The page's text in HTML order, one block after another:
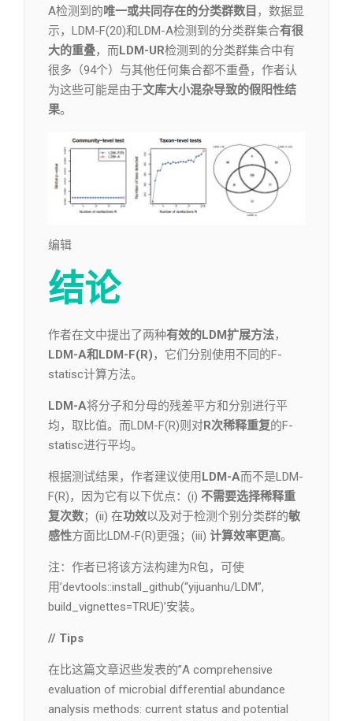
A检测到的唯一或共同存在的分类群数目 ，数据显
示，LDM-F(20)和LDM-A检测到的分类群集合有很
大的重叠，而LDM-UR检测到的分类群集合中有
很多（94个）与其他任何集合都不重叠，作者认
为这些可能是由于文库大小混杂导致的假阳性结
果。
编辑​
结论
作者在文中提出了两种有效的LDM扩展方法，
LDM-A和LDM-F(R)，它们分别使用不同的F-
statisc计算方法。
LDM-A将分子和分母的残差平方和分别进行平
均，取比值。而LDM-F(R)则对R次稀释重复的F-
statisc进行平均。
根据测试结果，作者建议使用 LDM-A而不是LDM-
F(R)，因为它有以下优点：(i) 不需要选择稀释重
复次数；(ii) 在功效以及对于检测个别分类群的敏
感性方面比LDM-F(R)更强；(iii) 计算效率更高。
注：作者已将该方法构建为R包，可使
用’devtools::install_github(“yijuanhu/LDM”,
build_vignettes=TRUE)’安装。
// Tips
在比这篇文章迟些发表的”A comprehensive
evaluation of microbial differential abundance
analysis methods: current status and potential